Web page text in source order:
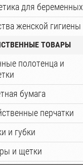
для беременных
женской гигиены
ТОВАРЫ
полотенца и
бумага
перчатки
и губки
и щетки